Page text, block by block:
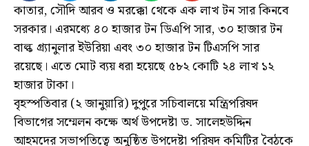
কাতার, সৌদি আরব ও মরক্কো থেকে এক লাখ টন সার কিনবে
সরকার। এরমধ্যে ৪০ হাজার টন ডিএপি সার, ৩০ হাজার টন
বাল্ক গ্র্যানুলার ইউরিয়া এবং ৩০ হাজার টন টিএসপি সার
রয়েছে। এতে মোট ব্যয় ধরা হয়েছে ৫৮২ কোটি ২৪ লাখ ১২
হাজার টাকা।
বৃহস্পতিবার (২ জানুয়ারি) দুপুরে সচিবালয়ে মন্ত্রিপরিষদ
বিভাগের সম্মেলন কক্ষে অর্থ উপদেষ্টা ড. সালেহউদ্দিন
আহমদের সভাপতিত্বে অনুষ্ঠিত উপদেষ্টা পরিষদ কমিটির বৈঠকে